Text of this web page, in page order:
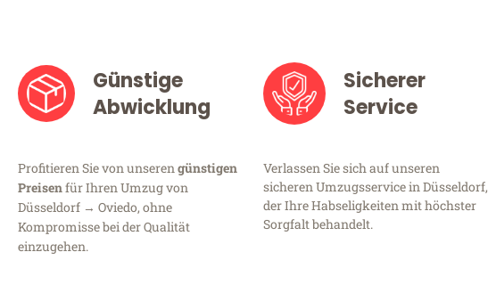
Günstige
Abwicklung
Profitieren Sie von unserengünstigen
Preisenfür Ihren Umzug von
Düsseldorf → Oviedo, ohne
Kompromisse bei der Qualität
einzugehen.
Sicherer
Service
Verlassen Sie sich auf unseren
sicheren Umzugsservice in Düsseldorf,
der Ihre Habseligkeiten mit höchster
Sorgfalt behandelt.